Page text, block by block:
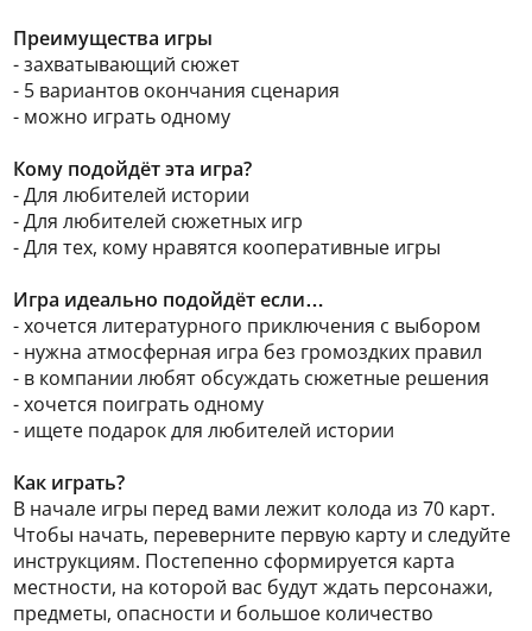
Преимущества игры
- захватывающий сюжет
- 5 вариантов окончания сценария
- можно играть одному
Кому подойдёт эта игра?
- Для любителей истории
- Для любителей сюжетных игр
- Для тех, кому нравятся кооперативные игры
Игра идеально подойдёт если…
- хочется литературного приключения с выбором
- нужна атмосферная игра без громоздких правил
- в компании любят обсуждать сюжетные решения
- хочется поиграть одному
- ищете подарок для любителей истории
Как играть?
В начале игры перед вами лежит колода из 70 карт.
Чтобы начать, переверните первую карту и следуйте
инструкциям. Постепенно сформируется карта
местности, на которой вас будут ждать персонажи,
предметы, опасности и большое количество